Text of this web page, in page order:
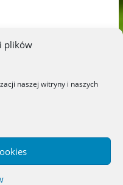
plików
naszej witryny i naszych